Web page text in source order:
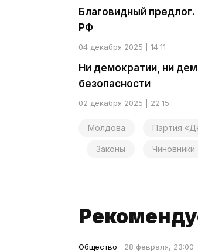
Благовидный
РФ
04 декабря 2025 | 14:11
Ни демократии, ни
безопасности
02 декабря 2025 | 22:15
Молдова Партия
Законы Чиновники
Общество 28 февраля, 23:00